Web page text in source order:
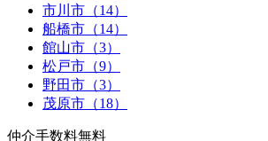
市川市（14）
船橋市（14）
館山市（3）
松戸市（9）
野田市（3）
茂原市（18）
仲介手数料無料